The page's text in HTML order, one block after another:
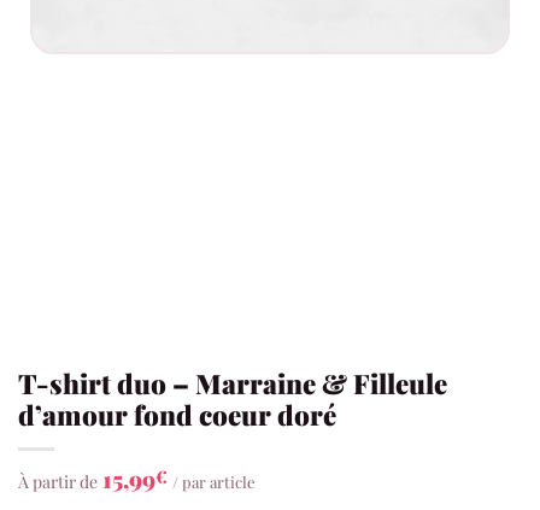
T-shirt duo – Marraine & Filleule
d’amour fond coeur doré
À partir de 15,99€ / par article